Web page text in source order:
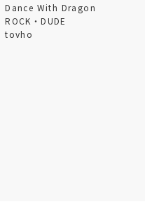
Dance With Dragon
ROCK・DUDE
tovho